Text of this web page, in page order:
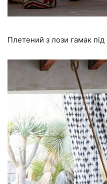
Плетений з лози гамак під